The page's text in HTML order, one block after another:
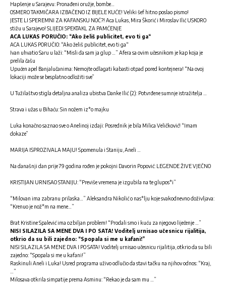
Hapšenje u Sarajevu: Pronađeni oružje, bombe…
OSMERO TAKMIČARA IZBAČENO IZ BIJELE KUĆE! Veliki šef hitno poslao pismo!
JESTE LI SPEREMNI ZA KAFANSKU NOĆ?! Aca Lukas, Mira Škorić i Miroslav Ilić USKORO
stižu u Sarajevo! SLIJEDI SPEKTAKL ZA PAMĆENJE
ACA LUKAS PORUČIO: “Ako želiš publicitet, evo ti ga“
ACA LUKAS PORUČIO: “Ako želiš publicitet, evo ti ga“
Ivan uhvatio Saru u laži: “Misli da sam ja glup …” Afera sa ovim učesnikom je kap koja je
prelila čašu
Upućen apel Banjalučanima: Nemojte odlagati kabasti otpad pored kontejnera! “Na ovoj
lokaciji može se besplatno odložiti sve”
U Tužilaštvo stigla detaljna analiza ubistva Danke Ilić (2): Potvrđene sumnje istražitelja …
Strava i užas u Bihaću: Sin nožem iz*o majku
Luka konačno saznao sve o Anelinoj izdaji: Posrednik je bila Milica Veličković! “Imam
dokaze”
MARIJA ISPROZIVALA MAJU! Spomenula i Staniju, Aneli …
Na današnji dan prije 79 godina rođen je pokojni Davorin Popović: LEGENDE ŽIVE VJEČNO
KRISTIJAN URNISAO STANIJU: “Previše vremena je izgubila na te glupos*i”
“Milovan ima zabranu prilaska…” Aleksandra Nikolić o nas*lju koje svakodnevno doživljava:
“Krenuo je nož*m na mene…”
Brat Kristine Spalević ima ozbiljan problem! “Prodali smo i kuću za njegovo liječenje …”
NISI SILAZILA SA MENE DVA I PO SATA! Voditelj urnisao učesnicu rijalitija,
otkrio da su bili zajedno: “Spopala si me u kafani!”
NISI SILAZILA SA MENE DVA I PO SATA! Voditelj urnisao učesnicu rijalitija, otkrio da su bili
zajedno: “Spopala si me u kafani!”
Raskinuli Aneli i Luka! Usred programa uživo odlučio da stavi tačku na njihov odnos: “Kraj,
…”
Milosava otkrila simpatije prema Asminu: “Rekao je da sam mu …”